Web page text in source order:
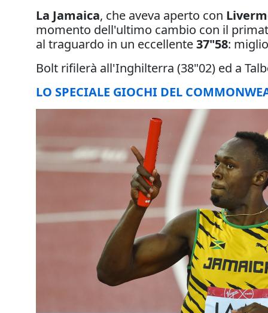
La Jamaica, che aveva aperto con
momento dell'ultimo cambio con il
al traguardo in un eccellente37"58:
Bolt rifilerà all'Inghilterra (38"02) ed a
LO SPECIALE GIOCHI DEL